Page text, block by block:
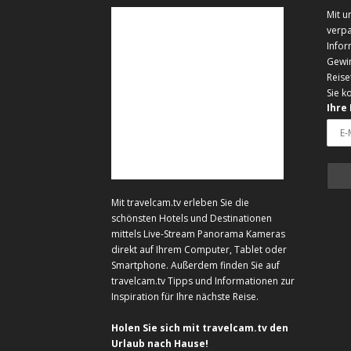
Mit travelcam.tv erleben Sie die
schönsten Hotels und Destinationen
mittels Live-Stream Panorama Kameras
direkt auf Ihrem Computer, Tablet oder
Smartphone. Außerdem finden Sie auf
travelcam.tv Tipps und Informationen zur
Inspiration für Ihre nächste Reise.
Holen Sie sich mit travelcam.tv den
Urlaub nach Hause!
Mit
Sie
Ihre